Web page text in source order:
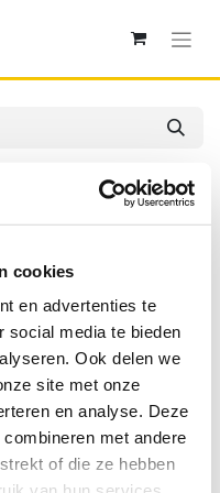
cookies
en advertenties te
social media te bieden
Ook delen we
site met onze
en analyse. Deze
met andere
of die ze hebben
Feet Pink 3-laags